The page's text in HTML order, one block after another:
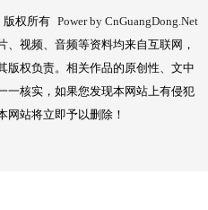
版权所有 Power by CnGuangDong.Net
视频、音频等资料均来自互联网，
版权负责。相关作品的原创性、文中
一核实，如果您发现本网站上有侵犯
网站将立即予以删除！